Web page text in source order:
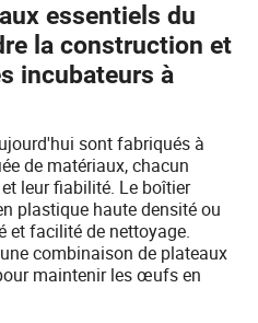
essentiels du
la construction et
incubateurs à
sont fabriqués à
de matériaux, chacun
leur fiabilité. Le boîtier
plastique haute densité ou
et facilité de nettoyage.
combinaison de plateaux
maintenir les œufs en